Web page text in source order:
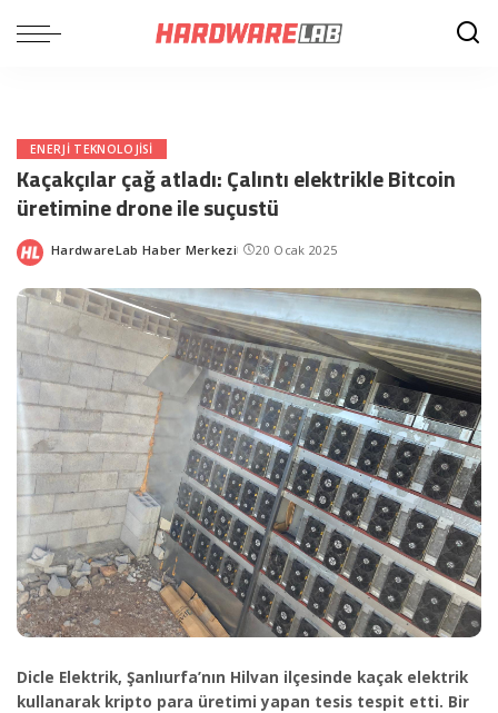
ENERJI TEKNOLOJISI
Kaçakçılar çağ atladı: Çalıntı elektrikle Bitcoin
üretimine drone ile suçustü
Posted
HardwareLab Haber Merkezi 20 Ocak 2025
Dicle Elektrik, Şanlıurfa’nın Hilvan ilçesinde kaçak elektrik
kullanarak kripto para üretimi yapan tesis tespit etti. Bir